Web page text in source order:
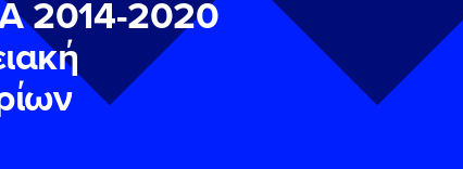
2014-2020